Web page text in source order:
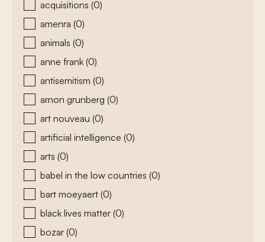
acquisitions (0)
amenra (0)
animals (0)
anne frank (0)
antisemitism (0)
arnon grunberg (0)
art nouveau (0)
artificial intelligence (0)
arts (0)
babel in the low countries (0)
bart moeyaert (0)
black lives matter (0)
bozar (0)